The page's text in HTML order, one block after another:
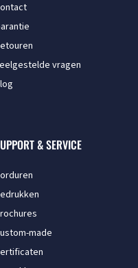
vragen
& SERVICE
made